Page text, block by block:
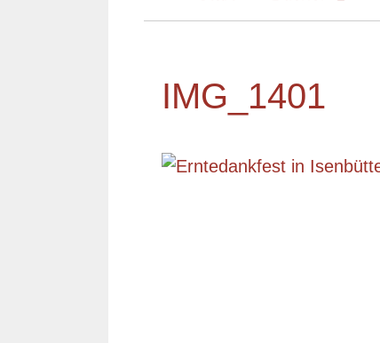
IMG_1401